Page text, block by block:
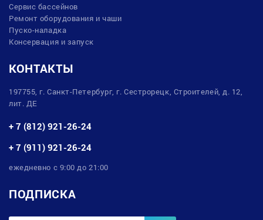
Сервис бассейнов
Ремонт оборудования и чаши
Пуско-наладка
Консервация и запуск
КОНТАКТЫ
197755, г. Санкт-Петербург, г. Сестрорецк, Строителей, д. 12,
лит. ДЕ
+ 7 (812) 921-26-24
+ 7 (911) 921-26-24
ежедневно с 9:00 до 21:00
ПОДПИСКА